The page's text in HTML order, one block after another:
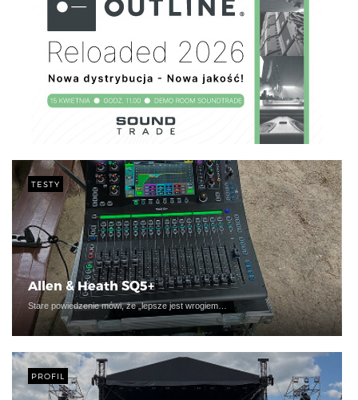
TESTY
Allen & Heath SQ5+
Stare powiedzenie mówi, że „lepsze jest wrogiem…
PROFIL